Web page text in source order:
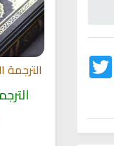
Twitter الترجمة